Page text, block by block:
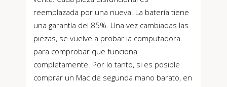
reemplazada por una nueva. La batería tiene
una garantía del 85%. Una vez cambiadas las
piezas, se vuelve a probar la computadora
para comprobar que funciona
completamente. Por lo tanto, si es posible
comprar un Mac de segunda mano barato, en